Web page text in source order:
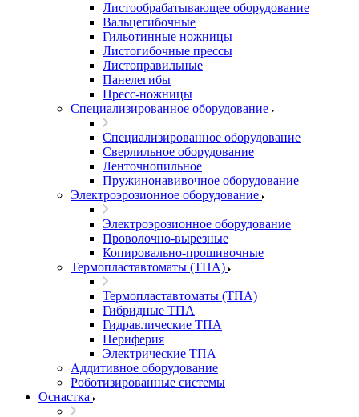
Листообрабатывающее оборудование
Вальцегибочные
Гильотинные ножницы
Листогибочные прессы
Листоправильные
Панелегибы
Пресс-ножницы
Специализированное оборудование
Специализированное оборудование
Сверлильное оборудование
Ленточнопильное
Пружинонавивочное оборудование
Электроэрозионное оборудование
Электроэрозионное оборудование
Проволочно-вырезные
Копировально-прошивочные
Термопластавтоматы (ТПА)
Термопластавтоматы (ТПА)
Гибридные ТПА
Гидравлические ТПА
Периферия
Электрические ТПА
Аддитивное оборудование
Роботизированные системы
Оснастка